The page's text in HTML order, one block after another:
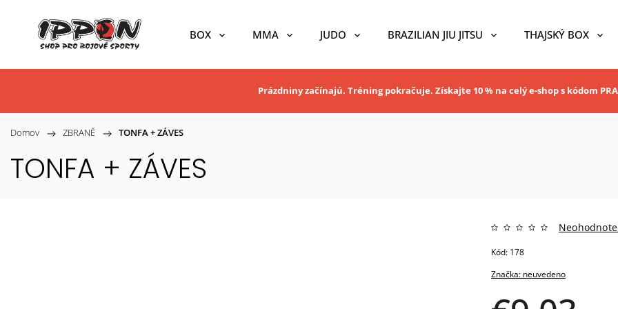
BOX MMA JUDO BRAZILIAN JIU JITSU THAJSKÝ BOX
Prázdniny začínajú. Tréning pokračuje. Získajte 10 % na celý e-shop s kódom
Domov / ZBRANĚ / TONFA + ZÁVES
TONFA + ZÁVES
Značka: neuvedeno
Kód: 178